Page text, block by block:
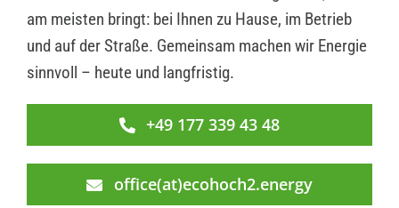
am meisten bringt: bei Ihnen zu Hause, im Betrieb
und auf der Straße. Gemeinsam machen wir Energie
sinnvoll – heute und langfristig.
+49 177 339 43 48
office(at)ecohoch2.energy